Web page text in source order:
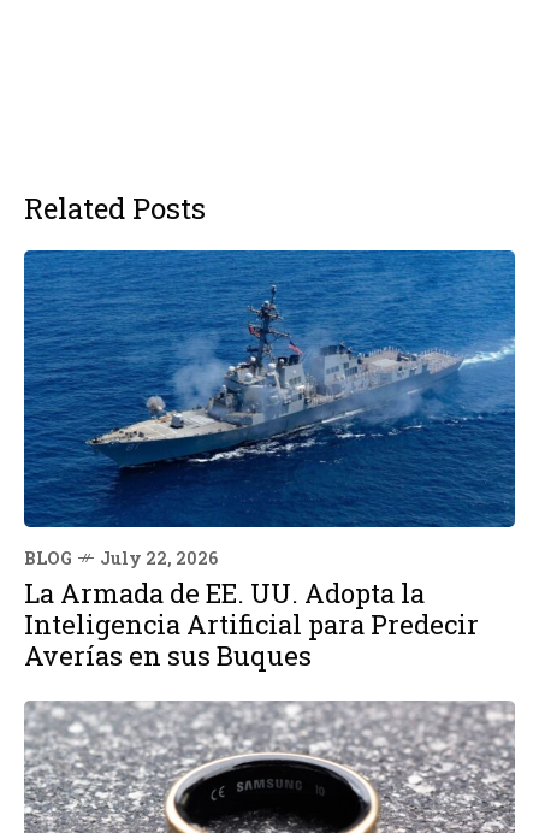
Related Posts
BLOG July 22, 2026
La Armada de EE. UU. Adopta la
Inteligencia Artificial para Predecir
Averías en sus Buques